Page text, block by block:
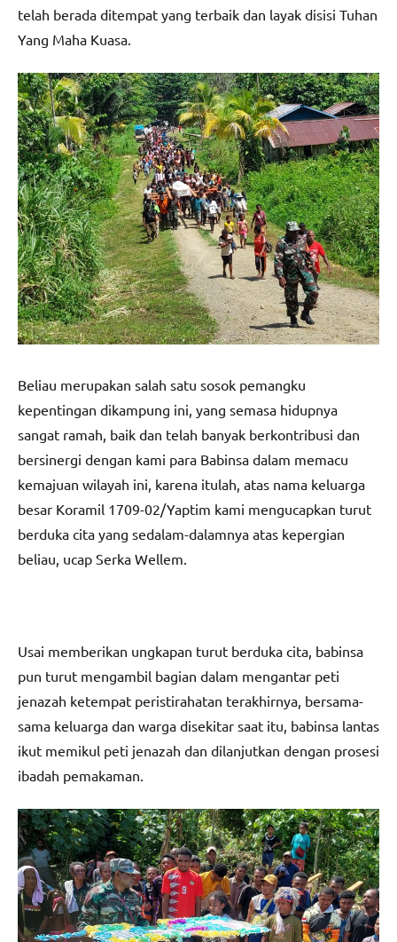
telah berada ditempat yang terbaik dan layak disisi Tuhan
Yang Maha Kuasa.
Beliau merupakan salah satu sosok pemangku
kepentingan dikampung ini, yang semasa hidupnya
sangat ramah, baik dan telah banyak berkontribusi dan
bersinergi dengan kami para Babinsa dalam memacu
kemajuan wilayah ini, karena itulah, atas nama keluarga
besar Koramil 1709-02/Yaptim kami mengucapkan turut
berduka cita yang sedalam-dalamnya atas kepergian
beliau, ucap Serka Wellem.
Usai memberikan ungkapan turut berduka cita, babinsa
pun turut mengambil bagian dalam mengantar peti
jenazah ketempat peristirahatan terakhirnya, bersama-
sama keluarga dan warga disekitar saat itu, babinsa lantas
ikut memikul peti jenazah dan dilanjutkan dengan prosesi
ibadah pemakaman.